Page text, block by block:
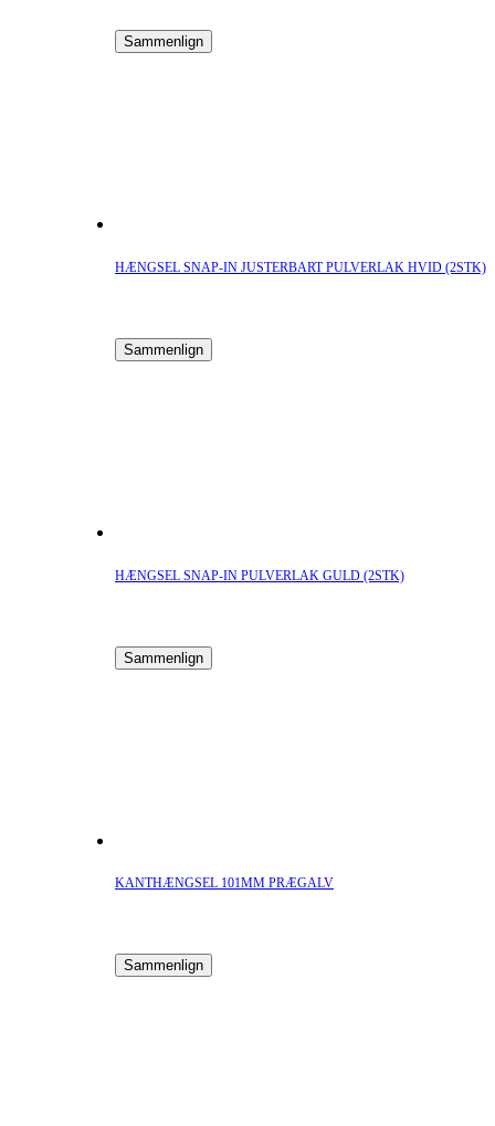
Sammenlign
HÆNGSEL SNAP-IN JUSTERBART PULVERLAK HVID (2STK)
Sammenlign
HÆNGSEL SNAP-IN PULVERLAK GULD (2STK)
Sammenlign
KANTHÆNGSEL 101MM PRÆGALV
Sammenlign